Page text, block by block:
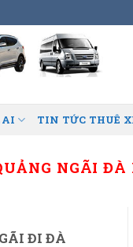
TIN TỨC THUÊ
NGÃI ĐÀ
ĐI ĐÀ